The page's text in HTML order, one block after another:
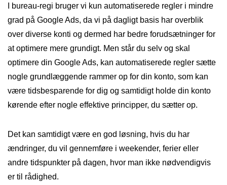
I bureau-regi bruger vi kun automatiserede regler i mindre
grad på Google Ads, da vi på dagligt basis har overblik
over diverse konti og dermed har bedre forudsætninger for
at optimere mere grundigt. Men står du selv og skal
optimere din Google Ads, kan automatiserede regler sætte
nogle grundlæggende rammer op for din konto, som kan
være tidsbesparende for dig og samtidigt holde din konto
kørende efter nogle effektive principper, du sætter op.
Det kan samtidigt være en god løsning, hvis du har
ændringer, du vil gennemføre i weekender, ferier eller
andre tidspunkter på dagen, hvor man ikke nødvendigvis
er til rådighed.